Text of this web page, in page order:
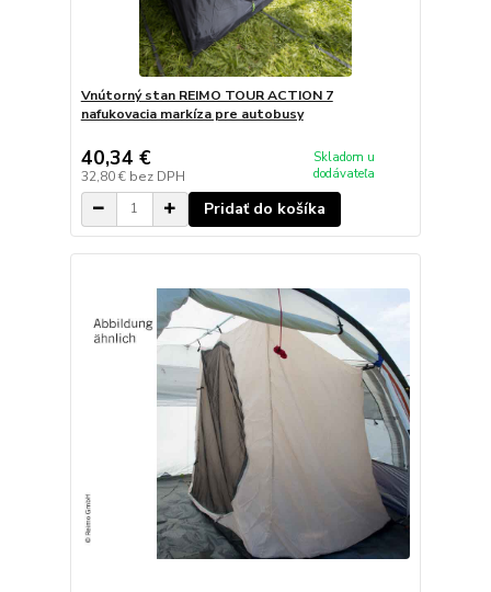
Vnútorný stan REIMO TOUR ACTION 7
nafukovacia markíza pre autobusy
40,34 €
32,80 € bez DPH
Skladom u
dodávateľa
Pridať do košíka